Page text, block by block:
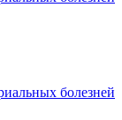
болезней